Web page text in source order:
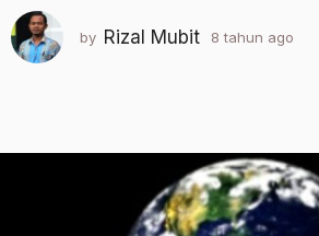
o
2
u
by Rizal Mubit 8 tahun ago
a
g
o